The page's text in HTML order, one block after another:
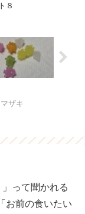
８
ザキ
って聞かれる
お前の食いたい